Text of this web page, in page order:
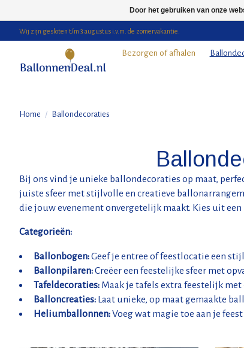
Wij zijn gesloten t/m 3 augustus i.v.m. de zomervakantie.
Bezorgen of afhalen
Home / Ballondecoraties
Bij ons vind je unieke ballondecoraties op maat,
juiste sfeer met stijlvolle en creatieve
die jouw evenement onvergetelijk maakt. Kies uit
Categorieën:
Ballonbogen:Geef je entree of feestlocatie een
Ballonpilaren:Creëer een feestelijke sfeer met
Tafeldecoraties:Maak je tafels extra feestelijk
Balloncreaties:Laat unieke, op maat gemaakte
Heliumballonnen:Voeg wat magie toe aan je
Door het gebruiken van onze